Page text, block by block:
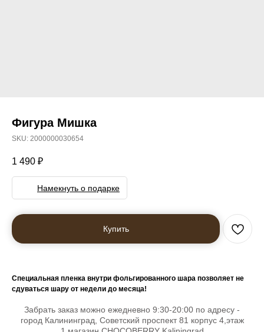
Фигура Мишка
SKU: 2000000030654
1 490 ₽
Намекнуть о подарке
Купить
Специальная пленка внутри фольгированного шара позволяет не
сдуваться шару от недели до месяца!
Забрать заказ можно ежедневно 9:30-20:00 по адресу -
город Калининград, Советский проспект 81 корпус 4,этаж